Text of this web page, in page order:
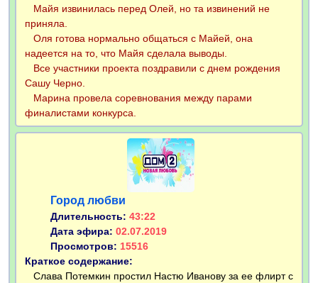
Майя извинилась перед Олей, но та извинений не
приняла.
Оля готова нормально общаться с Майей, она
надеется на то, что Майя сделала выводы.
Все участники проекта поздравили с днем рождения
Сашу Черно.
Марина провела соревнования между парами
финалистами конкурса.
Город любви
Длительность: 43:22
Дата эфира: 02.07.2019
Просмотров: 15516
Краткое содержание:
Слава Потемкин простил Настю Иванову за ее флирт с